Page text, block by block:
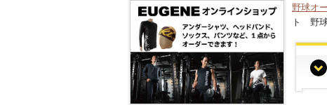
野球オ
ト 野